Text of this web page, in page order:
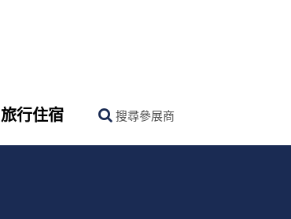
旅行住宿 搜尋參展商